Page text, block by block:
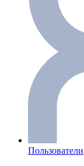
Пользователи